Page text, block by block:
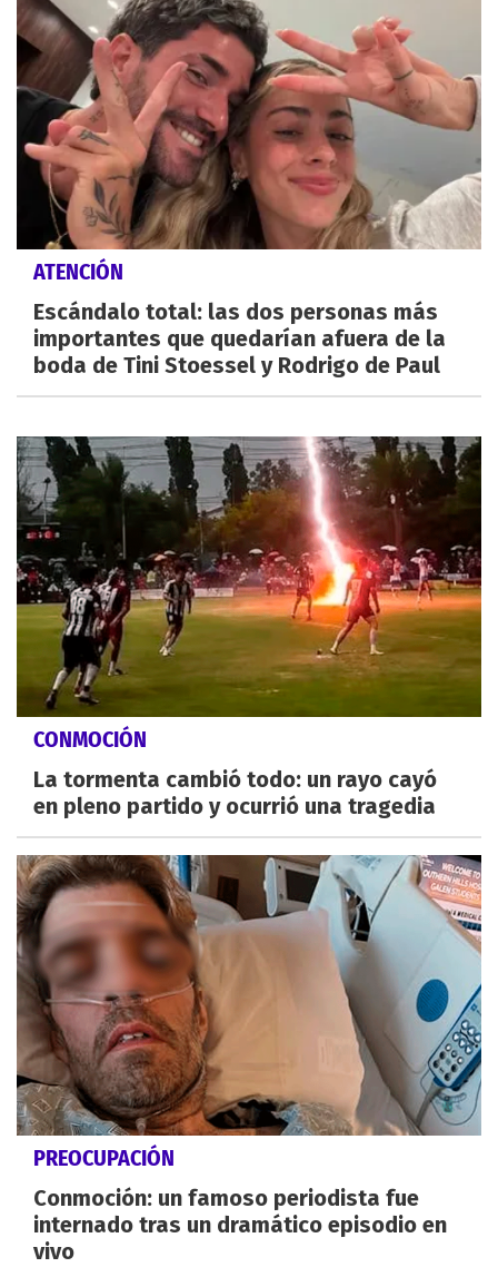
ATENCIÓN
Escándalo total: las dos personas más
importantes que quedarían afuera de la
boda de Tini Stoessel y Rodrigo de Paul
CONMOCIÓN
La tormenta cambió todo: un rayo cayó
en pleno partido y ocurrió una tragedia
PREOCUPACIÓN
Conmoción: un famoso periodista fue
internado tras un dramático episodio en
vivo